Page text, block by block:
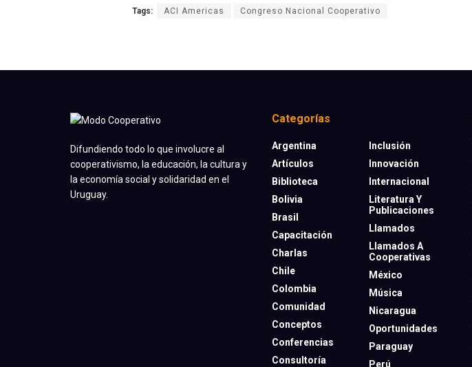
Tags: ACI Americas Congreso Nacional Cooperativo
Difundiendo todo lo que involucre al
cooperativismo, la educación, la cultura y
la economía social y solidaridad en el
Uruguay.
Categorías
Argentina
Artículos
Biblioteca
Bolivia
Brasil
Capacitación
Charlas
Chile
Colombia
Comunidad
Conceptos
Conferencias
Consultoría
Inclusión
Innovación
Internacional
Literatura Y
Publicaciones
Llamados
Llamados A
Cooperativas
México
Música
Nicaragua
Oportunidades
Paraguay
Perú